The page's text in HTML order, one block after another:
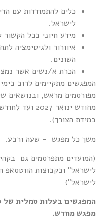
כלים להתמודדות עם
לישראל.
מידע חיוני בכל
איוורור ולגיטימציה
השונים.
הכרת א/נשים אשר
המפגשים מתקיימים לרוב
מפורסמים מראש, ובנושאים
במידת הצורך).
משך כל מפגש – שעה ורבע.
(המועדים מתפרסמים גם
לישראל" ובקבוצות הווטסאפ
לישראל")
מפגש מחדש.